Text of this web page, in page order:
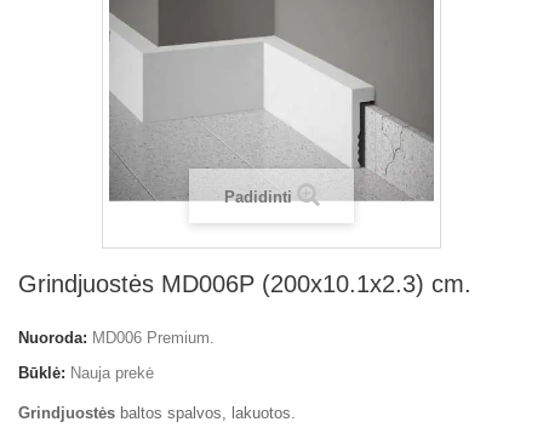
Padidinti
Grindjuostės MD006P (200x10.1x2.3) cm.
Nuoroda: MD006 Premium.
Būklė: Nauja prekė
Grindjuostės baltos spalvos, lakuotos.